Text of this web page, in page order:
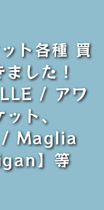
ト各種 買
した！
/ アワ
ト、
/ Maglia
】等